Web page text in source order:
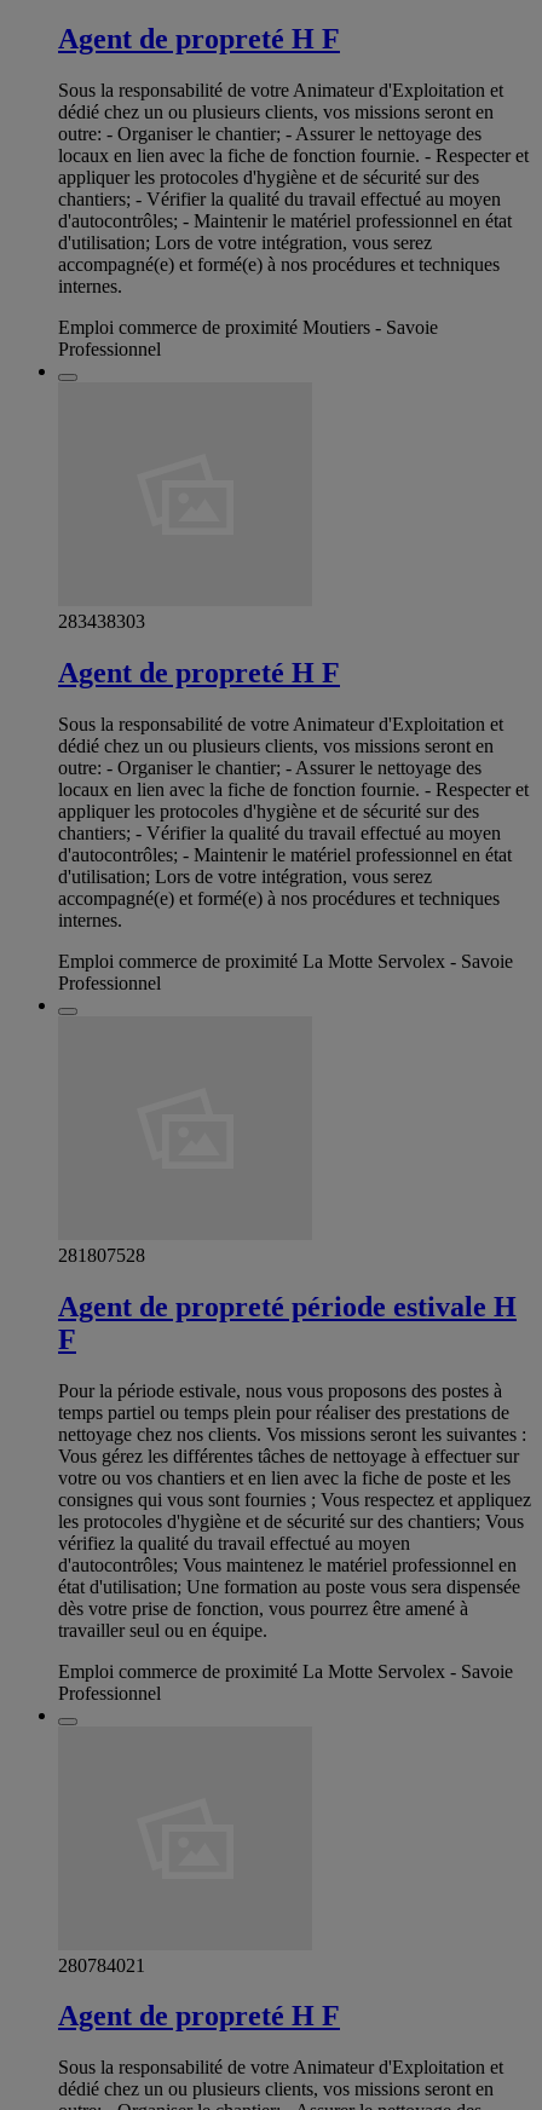
Agent de propreté H F
Sous la responsabilité de votre Animateur d'Exploitation et
dédié chez un ou plusieurs clients, vos missions seront en
outre: - Organiser le chantier; - Assurer le nettoyage des
locaux en lien avec la fiche de fonction fournie. - Respecter et
appliquer les protocoles d'hygiène et de sécurité sur des
chantiers; - Vérifier la qualité du travail effectué au moyen
d'autocontrôles; - Maintenir le matériel professionnel en état
d'utilisation; Lors de votre intégration, vous serez
accompagné(e) et formé(e) à nos procédures et techniques
internes.
Emploi commerce de proximité Moutiers - Savoie
Professionnel
283438303
Agent de propreté H F
Sous la responsabilité de votre Animateur d'Exploitation et
dédié chez un ou plusieurs clients, vos missions seront en
outre: - Organiser le chantier; - Assurer le nettoyage des
locaux en lien avec la fiche de fonction fournie. - Respecter et
appliquer les protocoles d'hygiène et de sécurité sur des
chantiers; - Vérifier la qualité du travail effectué au moyen
d'autocontrôles; - Maintenir le matériel professionnel en état
d'utilisation; Lors de votre intégration, vous serez
accompagné(e) et formé(e) à nos procédures et techniques
internes.
Emploi commerce de proximité La Motte Servolex - Savoie
Professionnel
281807528
Agent de propreté période estivale H
F
Pour la période estivale, nous vous proposons des postes à
temps partiel ou temps plein pour réaliser des prestations de
nettoyage chez nos clients. Vos missions seront les suivantes :
Vous gérez les différentes tâches de nettoyage à effectuer sur
votre ou vos chantiers et en lien avec la fiche de poste et les
consignes qui vous sont fournies ; Vous respectez et appliquez
les protocoles d'hygiène et de sécurité sur des chantiers; Vous
vérifiez la qualité du travail effectué au moyen
d'autocontrôles; Vous maintenez le matériel professionnel en
état d'utilisation; Une formation au poste vous sera dispensée
dès votre prise de fonction, vous pourrez être amené à
travailler seul ou en équipe.
Emploi commerce de proximité La Motte Servolex - Savoie
Professionnel
280784021
Agent de propreté H F
Sous la responsabilité de votre Animateur d'Exploitation et
dédié chez un ou plusieurs clients, vos missions seront en